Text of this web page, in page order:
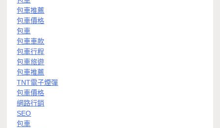
包車推薦
包車價格
包車
包車車款
包車行程
包車旅遊
包車推薦
TNT電子煙彈
包車價格
網路行銷
SEO
包車